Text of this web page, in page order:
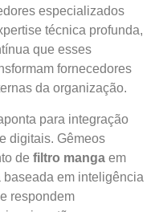
especializados
técnica profunda,
que esses
fornecedores
da organização.
para integração
digitais. Gêmeos
de filtro manga em
em inteligência
respondem